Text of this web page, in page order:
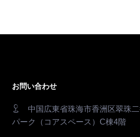
お問い合わせ
中国広東省珠海市香洲区翠珠
パーク（コアスペース）C棟4階